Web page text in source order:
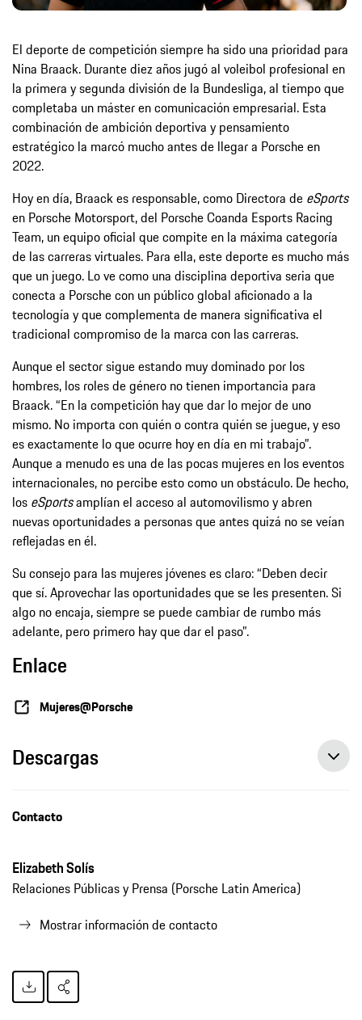
El deporte de competición siempre ha sido una prioridad para
Nina Braack. Durante diez años jugó al voleibol profesional en
la primera y segunda división de la Bundesliga, al tiempo que
completaba un máster en comunicación empresarial. Esta
combinación de ambición deportiva y pensamiento
estratégico la marcó mucho antes de llegar a Porsche en
2022.
Hoy en día, Braack es responsable, como Directora de eSports
en Porsche Motorsport, del Porsche Coanda Esports Racing
Team, un equipo oficial que compite en la máxima categoría
de las carreras virtuales. Para ella, este deporte es mucho más
que un juego. Lo ve como una disciplina deportiva seria que
conecta a Porsche con un público global aficionado a la
tecnología y que complementa de manera significativa el
tradicional compromiso de la marca con las carreras.
Aunque el sector sigue estando muy dominado por los
hombres, los roles de género no tienen importancia para
Braack. “En la competición hay que dar lo mejor de uno
mismo. No importa con quién o contra quién se juegue, y eso
es exactamente lo que ocurre hoy en día en mi trabajo”.
Aunque a menudo es una de las pocas mujeres en los eventos
internacionales, no percibe esto como un obstáculo. De hecho,
los eSportsamplían el acceso al automovilismo y abren
nuevas oportunidades a personas que antes quizá no se veían
reflejadas en él.
Su consejo para las mujeres jóvenes es claro: “Deben decir
que sí. Aprovechar las oportunidades que se les presenten. Si
algo no encaja, siempre se puede cambiar de rumbo más
adelante, pero primero hay que dar el paso”.
Enlace
Mujeres@Porsche
Descargas
Contacto
Elizabeth Solís
Relaciones Públicas y Prensa (Porsche Latin America)
Mostrar información de contacto